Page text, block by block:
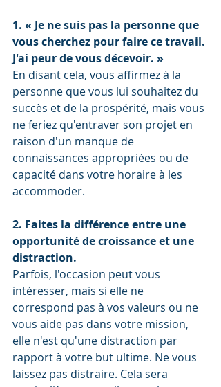
1. « Je ne suis pas la personne que
vous cherchez pour faire ce travail.
J'ai peur de vous décevoir. »
En disant cela, vous affirmez à la
personne que vous lui souhaitez du
succès et de la prospérité, mais vous
ne feriez qu'entraver son projet en
raison d'un manque de
connaissances appropriées ou de
capacité dans votre horaire à les
accommoder.
2. Faites la différence entre une
opportunité de croissance et une
distraction.
Parfois, l'occasion peut vous
intéresser, mais si elle ne
correspond pas à vos valeurs ou ne
vous aide pas dans votre mission,
elle n'est qu'une distraction par
rapport à votre but ultime. Ne vous
laissez pas distraire. Cela sera